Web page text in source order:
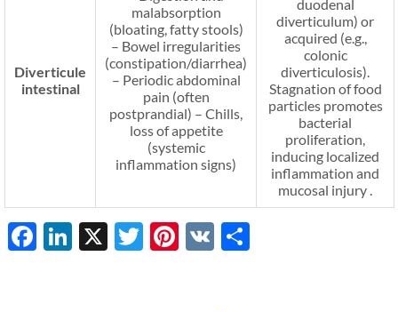
Diverticule
intestinal
malabsorption
(bloating, fatty stools)
– Bowel irregularities
(constipation/diarrhea)
– Periodic abdominal
pain (often
postprandial) – Chills,
loss of appetite
(systemic
inflammation signs)
duodenal
diverticulum) or
acquired (e.g.,
colonic
diverticulosis).
Stagnation of food
particles promotes
bacterial
proliferation,
inducing localized
inflammation and
mucosal injury .
Facebook
LinkedIn
X Twitter
Pinterest
VK